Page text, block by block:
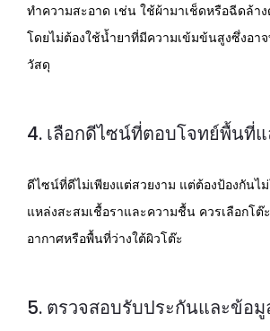
ทำความสะอาด เช่น ใช้ผ้ามาเช็ดหรือฉีดล้า
โดยไม่ต้องใช้น้ำยาที่มีความเข้มข้นสูงซึ่งอา
วัสดุ
4. เลือกดีไซน์ที่ตอบโจทย์พื้นที่
ดีไซน์ที่ดีไม่เพียงแต่สวยงาม แต่ต้องป้องกันไ
แหล่งสะสมเชื้อราและความชื้น ควรเลือกโต๊
อากาศหรือพื้นที่ว่างใต้ผิวโต๊ะ
5. ตรวจสอบรับประกันและข้อมู